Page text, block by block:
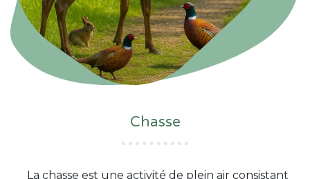
Chasse
La chasse est une activité de plein air consistant